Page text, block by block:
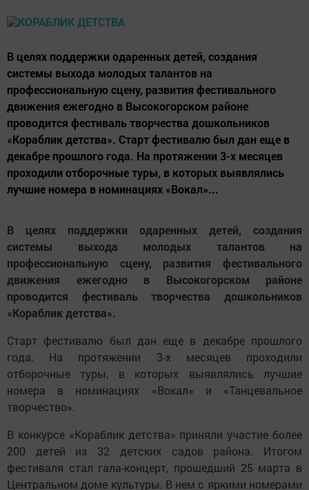
В целях поддержки одаренных детей, создания
системы выхода молодых талантов на
профессиональную сцену, развития фестивального
движения ежегодно в Высокогорском районе
проводится фестиваль творчества дошкольников
«Кораблик детства». Старт фестивалю был дан еще в
декабре прошлого года. На протяжении 3-х месяцев
проходили отборочные туры, в которых выявлялись
лучшие номера в номинациях «Вокал»...
В целях поддержки одаренных детей, создания
системы выхода молодых талантов на
профессиональную сцену, развития фестивального
движения ежегодно в Высокогорском районе
проводится фестиваль творчества дошкольников
«Кораблик детства».
Старт фестивалю был дан еще в декабре прошлого
года. На протяжении 3-х месяцев проходили
отборочные туры, в которых выявлялись лучшие
номера в номинациях «Вокал» и «Танцевальное
творчество».
В конкурсе «Кораблик детства» приняли участие более
200 детей из 32 детских садов района. Итогом
фестиваля стал гала-концерт, прошедший 25 марта в
Центральном доме культуры. В нем с яркими номерами